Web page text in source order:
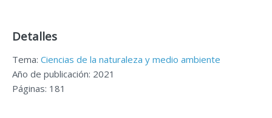
Detalles
Tema: Ciencias de la naturaleza y medio ambiente
Año de publicación: 2021
Páginas: 181